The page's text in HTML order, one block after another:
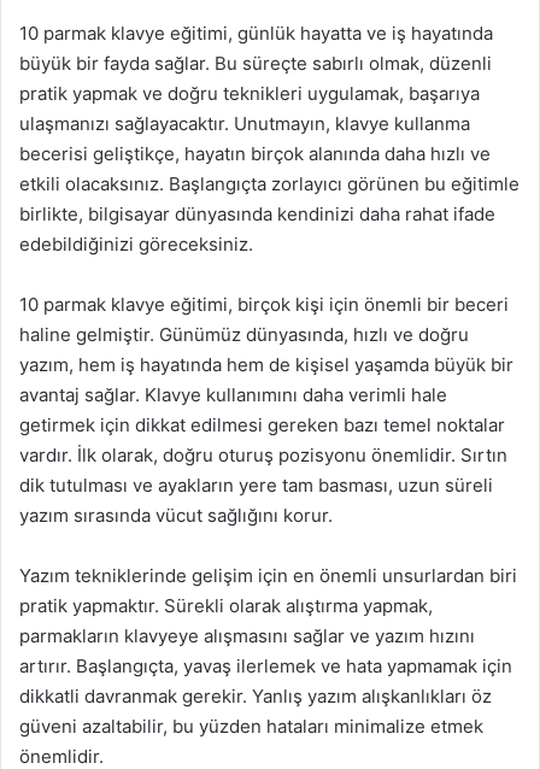
10 parmak klavye eğitimi, günlük hayatta ve iş hayatında
büyük bir fayda sağlar. Bu süreçte sabırlı olmak, düzenli
pratik yapmak ve doğru teknikleri uygulamak, başarıya
ulaşmanızı sağlayacaktır. Unutmayın, klavye kullanma
becerisi geliştikçe, hayatın birçok alanında daha hızlı ve
etkili olacaksınız. Başlangıçta zorlayıcı görünen bu eğitimle
birlikte, bilgisayar dünyasında kendinizi daha rahat ifade
edebildiğinizi göreceksiniz.
10 parmak klavye eğitimi, birçok kişi için önemli bir beceri
haline gelmiştir. Günümüz dünyasında, hızlı ve doğru
yazım, hem iş hayatında hem de kişisel yaşamda büyük bir
avantaj sağlar. Klavye kullanımını daha verimli hale
getirmek için dikkat edilmesi gereken bazı temel noktalar
vardır. İlk olarak, doğru oturuş pozisyonu önemlidir. Sırtın
dik tutulması ve ayakların yere tam basması, uzun süreli
yazım sırasında vücut sağlığını korur.
Yazım tekniklerinde gelişim için en önemli unsurlardan biri
pratik yapmaktır. Sürekli olarak alıştırma yapmak,
parmakların klavyeye alışmasını sağlar ve yazım hızını
artırır. Başlangıçta, yavaş ilerlemek ve hata yapmamak için
dikkatli davranmak gerekir. Yanlış yazım alışkanlıkları öz
güveni azaltabilir, bu yüzden hataları minimalize etmek
önemlidir.